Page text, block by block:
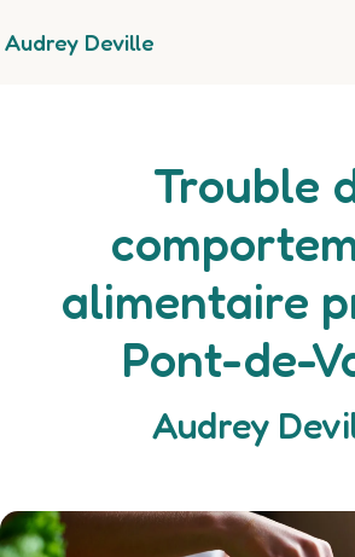
Audrey Deville
Trouble
alimentaire
Pont-de-
Audrey